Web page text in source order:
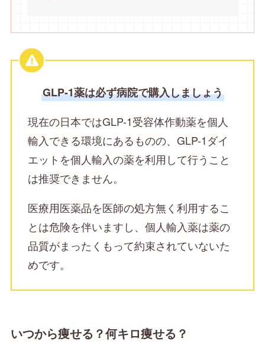
GLP-1薬は必ず病院で購入しましょう
現在の日本ではGLP-1受容体作動薬を個人
輸入できる環境にあるものの、GLP-1ダイ
エットを個人輸入の薬を利用して行うこと
は推奨できません。
医療用医薬品を医師の処方無く利用するこ
とは危険を伴いますし、個人輸入薬は薬の
品質がまったくもって約束されていないた
めです。
いつから痩せる？何キロ痩せる？